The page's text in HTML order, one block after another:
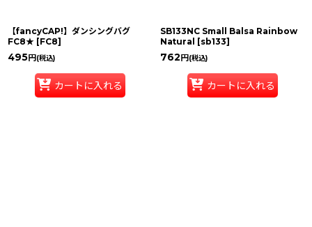
【fancyCAP!】ダンシングバグ
FC8★ [FC8]
495円(税込)
カートに入れる
SB133NC Small Balsa Rainbow
Natural
[sb133]
762円(税込)
カートに入れる